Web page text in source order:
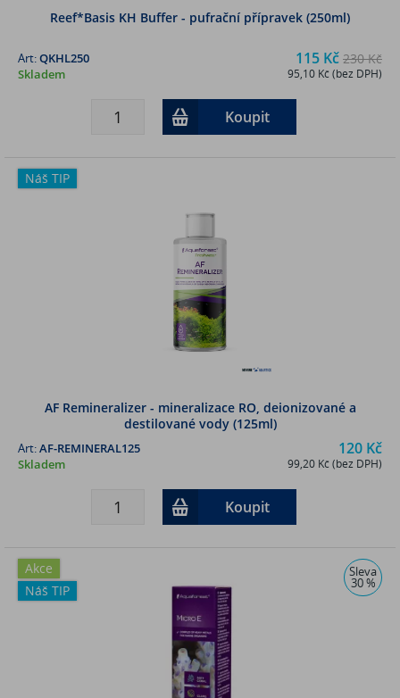
Reef*Basis KH Buffer - pufrační přípravek (250ml)
115 Kč 230 Kč
95,10 Kč (bez DPH)
Art:QKHL250
Skladem
Koupit
Náš TIP
AF Remineralizer - mineralizace RO, deionizované a
destilované vody (125ml)
120 Kč
99,20 Kč (bez DPH)
Art:AF-REMINERAL125
Skladem
Koupit
Akce
Náš TIP
Sleva
30 %